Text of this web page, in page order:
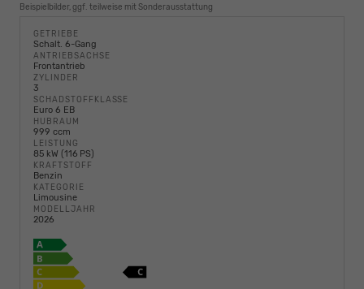
Beispielbilder, ggf. teilweise mit Sonderausstattung
GETRIEBE
Schalt. 6-Gang
ANTRIEBSACHSE
Frontantrieb
ZYLINDER
3
SCHADSTOFFKLASSE
Euro 6 EB
HUBRAUM
999 ccm
LEISTUNG
85 kW (116 PS)
KRAFTSTOFF
Benzin
KATEGORIE
Limousine
MODELLJAHR
2026